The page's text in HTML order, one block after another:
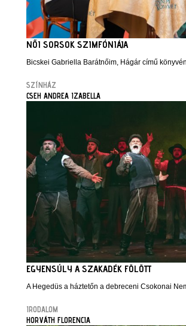
NŐI SORSOK SZIMFÓNIÁJA
Bicskei Gabriella Barátnőim, Hágár című
SZÍNHÁZ
CSEH ANDREA IZABELLA
EGYENSÚLY A SZAKADÉK FÖLÖTT
A Hegedüs a háztetőn a debreceni Csokonai
IRODALOM
HORVÁTH FLORENCIA